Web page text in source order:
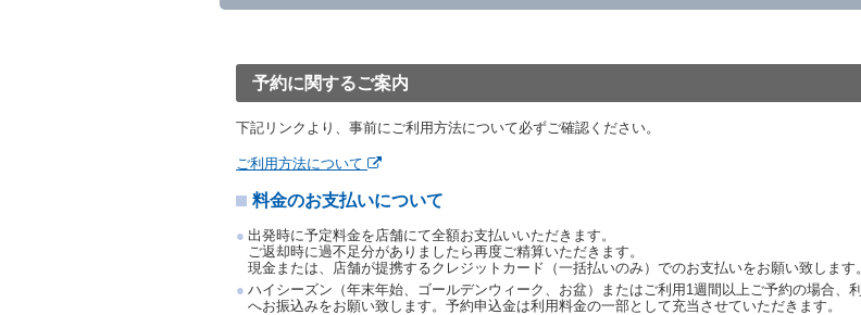
当社は、借受人から予約のあった車種クラスのレンタカーを貸し渡すことができない
渡すものとします。なお、代替レンタカーの貸渡料金が予約された車種クラスの貸渡
渡料金によるものとし、予約された車種クラスの貸渡料金より低くなるときは、当該
借受人は、第１項の代替レンタカーの貸渡しの申入れを拒絶し、予約を取り消すことが
前項の場合、第１項の貸渡しをすることができない原因が、当社の責に帰する事由に
第３項の場合、第１項の貸渡しをすることができない原因が、当社の責に帰さない事
第６条（免責）
当社及び借受人は、予約が取り消され、又は貸渡契約が締結されなかったことについ
何らの請求をしないものとします。
予約に関するご案内
下記リンクより、事前にご利用方法について必ずご確認ください。
ご利用方法について
料金のお支払いについて
出発時に予定料金を店舗にて全額お支払いいただきます。
ご返却時に過不足分がありましたら再度ご精算いただきます。
現金または、店舗が提携するクレジットカード（一括払いのみ）でのお支払いをお願い致します。
ハイシーズン（年末年始、ゴールデンウィーク、お盆）またはご利用1週間以上ご予約の場合、
へお振込みをお願い致します。予約申込金は利用料金の一部として充当させていただきます。